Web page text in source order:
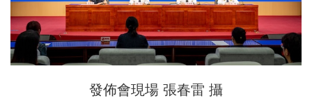
發佈會現場 張春雷 攝